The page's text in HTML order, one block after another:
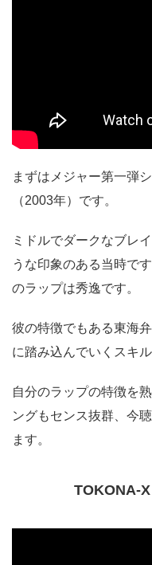
まずはメジャー第一弾
（2003年）です。
ミドルでダークなブレ
うな印象のある当時で
のラップは秀逸です。
彼の特徴でもある東海
に踏み込んでいくスキ
自分のラップの特徴を
ングもセンス抜群、今
ます。
TOKONA-